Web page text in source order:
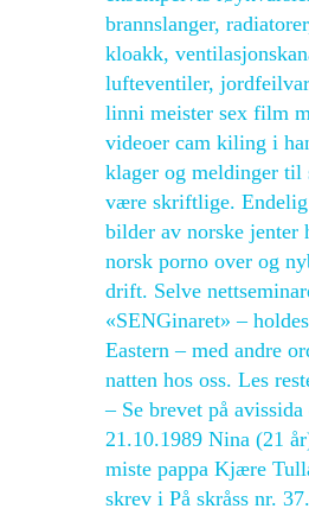
brannslanger,
kloakk,
lufteventiler,
linni meister sex film
videoer cam kiling i
klager og meldinger til
være skriftlige.
bilder av norske jenter
norsk porno over og
drift. Selve
«SENGinaret» –
Eastern – med andre
natten hos oss. Les
– Se brevet på avissida
21.10.1989 Nina (21
miste pappa Kjære
skrev i På skråss nr.